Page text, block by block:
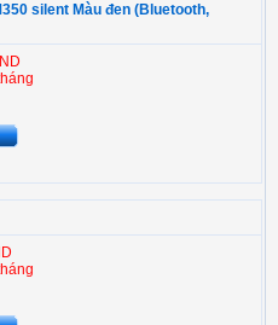
silent Màu đen (Bluetooth,